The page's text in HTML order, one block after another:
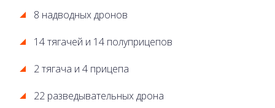
8 надводных дронов
14 тягачей и 14 полуприцепов
2 тягача и 4 прицепа
22 разведывательных дрона